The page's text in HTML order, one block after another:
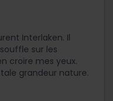
Interlaken. Il
sur les
croire mes yeux.
grandeur nature.